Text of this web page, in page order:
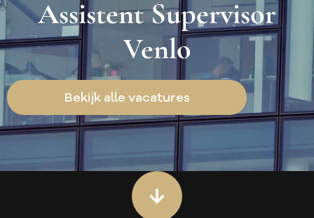
Assistent Supervisor
Venlo
Bekijk alle vacatures